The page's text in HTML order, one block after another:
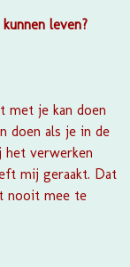
leven?
met je kan doen
doen als je in de
het verwerken
mij geraakt. Dat
nooit mee te